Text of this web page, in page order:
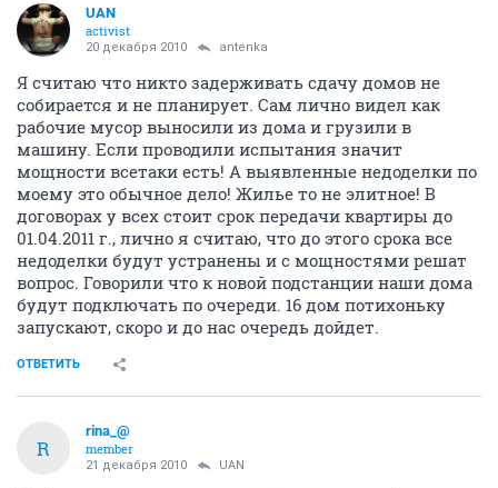
UAN
activist
20 декабря 2010 antenka
Я считаю что никто задерживать сдачу домов не
собирается и не планирует. Сам лично видел как
рабочие мусор выносили из дома и грузили в
машину. Если проводили испытания значит
мощности всетаки есть! А выявленные недоделки по
моему это обычное дело! Жилье то не элитное! В
договорах у всех стоит срок передачи квартиры до
01.04.2011 г., лично я считаю, что до этого срока все
недоделки будут устранены и с мощностями решат
вопрос. Говорили что к новой подстанции наши дома
будут подключать по очереди. 16 дом потихоньку
запускают, скоро и до нас очередь дойдет.
ОТВЕТИТЬ
R
rina_@
member
21 декабря 2010 UAN